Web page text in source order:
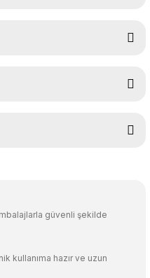
öneri formunu kullanarak
güvenli şekilde
kullanıma hazır ve uzun